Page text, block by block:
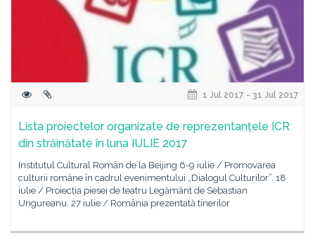
1 Jul 2017 - 31 Jul 2017
Lista proiectelor organizate de reprezentanțele ICR
din străinătate în luna IULIE 2017
Institutul Cultural Român de la Beijing 6-9 iulie / Promovarea
culturii române în cadrul evenimentului „Dialogul Culturilor”. 18
iulie / Proiecția piesei de teatru Legământ de Sebastian
Ungureanu. 27 iulie / România prezentată tinerilor